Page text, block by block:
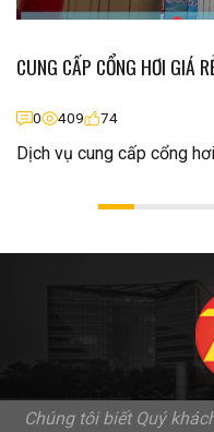
CUNG CẤP CỔNG HƠI GIÁ
0 409 74
Dịch vụ cung cấp cổng hơi
Chúng tôi biết Quý